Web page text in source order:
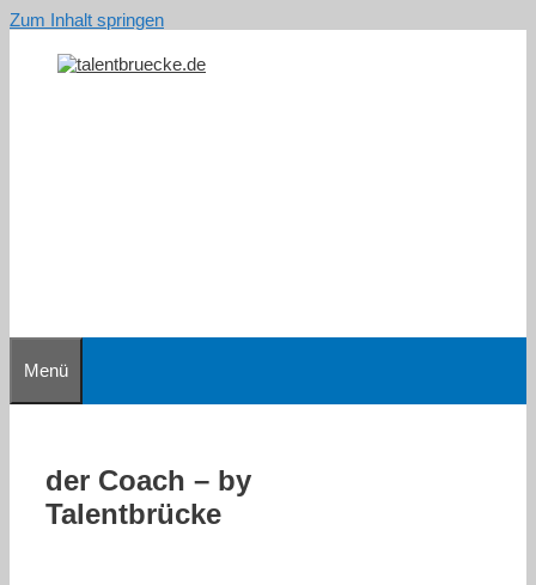
Zum Inhalt springen
Menü
der Coach – by
Talentbrücke